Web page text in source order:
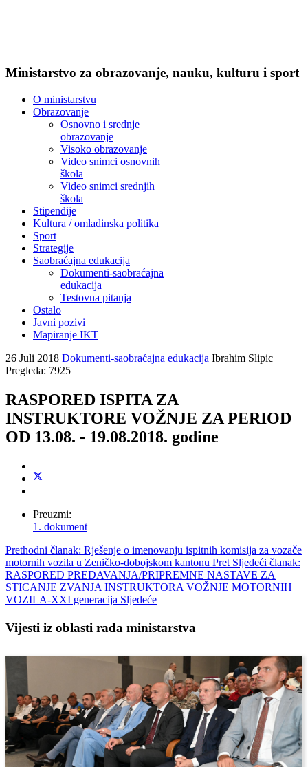
Ministarstvo za obrazovanje, nauku, kulturu i sport
O ministarstvu
Obrazovanje
Osnovno i srednje
obrazovanje
Visoko obrazovanje
Video snimci osnovnih
škola
Video snimci srednjih
škola
Stipendije
Kultura / omladinska politika
Sport
Strategije
Saobraćajna edukacija
Dokumenti-saobraćajna
edukacija
Testovna pitanja
Ostalo
Javni pozivi
Mapiranje IKT
26 Juli 2018 Dokumenti-saobraćajna edukacija Ibrahim Slipic
Pregleda: 7925
RASPORED ISPITA ZA
INSTRUKTORE VOŽNJE ZA PERIOD
OD 13.08. - 19.08.2018. godine
Preuzmi:
1. dokument
Prethodni članak: Rješenje o imenovanju ispitnih komisija za vozače
motornih vozila u Zeničko-dobojskom kantonu Pret Sljedeći članak:
RASPORED PREDAVANJA/PRIPREMNE NASTAVE ZA
STICANJE ZVANJA INSTRUKTORA VOŽNJE MOTORNIH
VOZILA-XXI generacija Sljedeće
Vijesti iz oblasti rada ministarstva